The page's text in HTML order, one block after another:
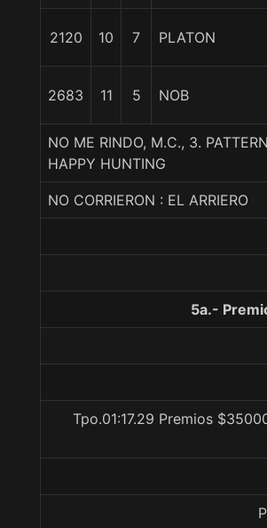
2120 10 7 PLATON
2683 11 5 NOB
NO ME RINDO, M.C., 3.
HAPPY HUNTING
NO CORRIERON : EL ARRIERO
5a.-
Tpo.01:17.29 Premios